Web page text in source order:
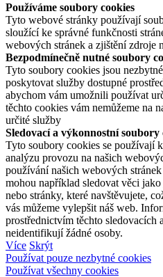
Používáme soubory cookies
Tyto webové stránky používají
sloužící ke správné funkčnosti
webových stránek a zjištění zdroje
Bezpodmínečně nutné soubory
Tyto soubory cookies jsou
poskytovat služby dostupné
abychom vám umožnili používat
těchto cookies vám nemůžeme na
určité služby
Sledovací a výkonnostní soubory
Tyto soubory cookies se používají
analýzu provozu na našich
používání našich webových
mohou například sledovat věci
nebo stránky, které navštěvujete,
vás můžeme vylepšit náš web.
prostřednictvím těchto sledovacích
neidentifikují žádné osoby.
Více Skrýt
Používat pouze nezbytné cookies
Používat všechny cookies